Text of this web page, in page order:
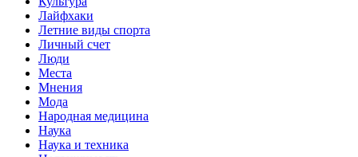
Лайфхаки
Летние виды спорта
Личный счет
Люди
Места
Мнения
Мода
Народная медицина
Наука
Наука и техника